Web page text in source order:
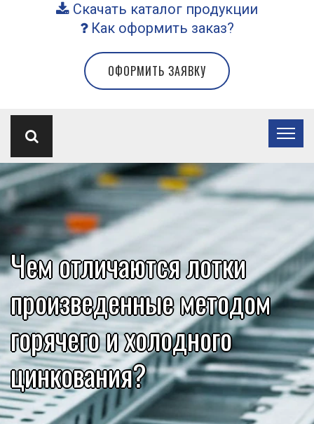
Скачать каталог продукции
Как оформить заказ?
ОФОРМИТЬ ЗАЯВКУ
Чем отличаются лотки
произведенные методом
горячего и холодного
цинкования?